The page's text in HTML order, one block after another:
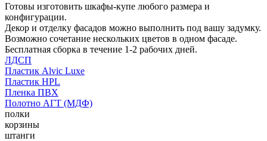
Готовы изготовить шкафы-купе любого размера и
конфигурации.
Декор и отделку фасадов можно выполнить под вашу задумку.
Возможно сочетание нескольких цветов в одном фасаде.
Бесплатная сборка в течение 1-2 рабочих дней.
ЛДСП
Пластик Alvic Luxe
Пластик HPL
Пленка ПВХ
Полотно АГТ (МДФ)
полки
корзины
штанги